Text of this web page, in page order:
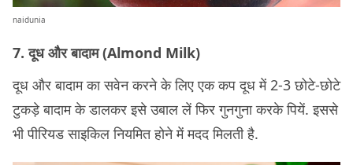
naidunia
7. दूध और बादाम (Almond Milk)
दूध और बादाम का सवेन करने के लिए एक कप दूध में 2-3 छोटे-छोटे
टुकड़े बादाम के डालकर इसे उबाल लें फिर गुनगुना करके पियें. इससे
भी पीरियड साइकिल नियमित होने में मदद मिलती है.